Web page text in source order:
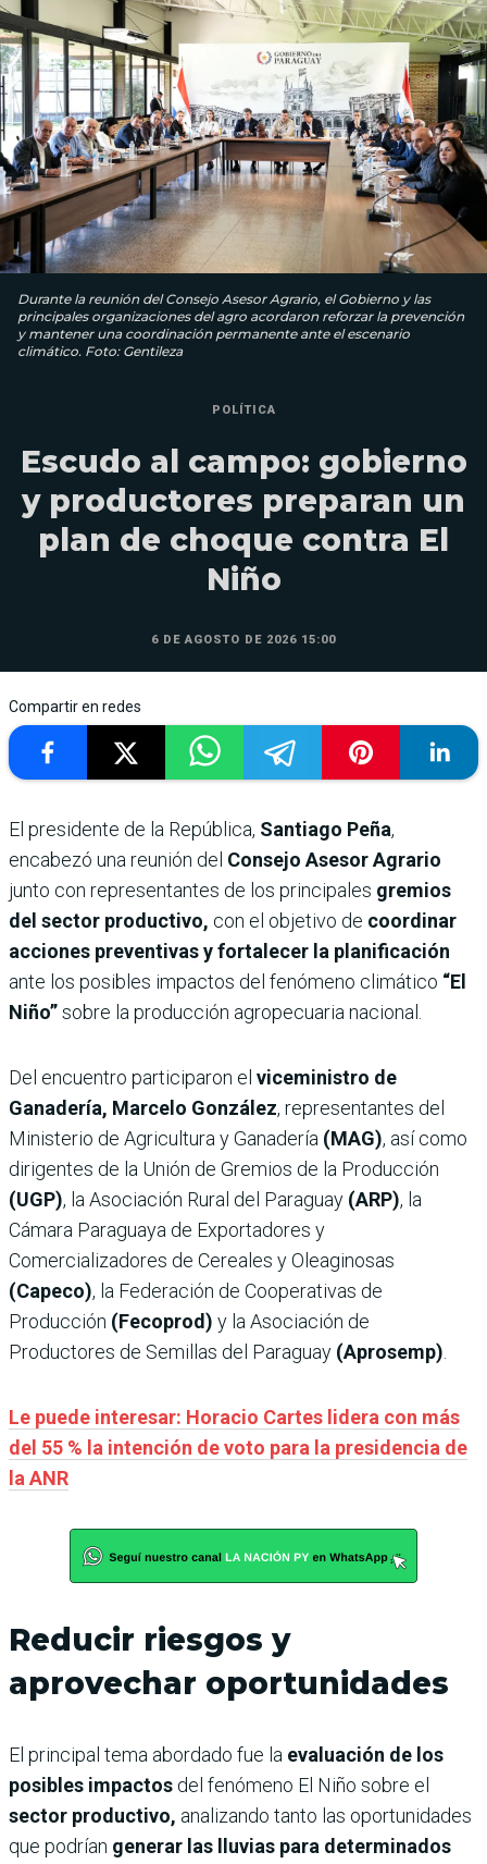
Durante la reunión del Consejo Asesor Agrario, el Gobierno y las
principales organizaciones del agro acordaron reforzar la prevención
y mantener una coordinación permanente ante el escenario
climático. Foto: Gentileza
POLÍTICA
Escudo al campo: gobierno
y productores preparan un
plan de choque contra El
Niño
6 DE AGOSTO DE 2026 15:00
Compartir en redes
El presidente de la República, Santiago Peña,
encabezó una reunión del Consejo Asesor Agrario
junto con representantes de los principales gremios
del sector productivo, con el objetivo de coordinar
acciones preventivas y fortalecer la planificación
ante los posibles impactos del fenómeno climático “El
Niño”sobre la producción agropecuaria nacional.
Del encuentro participaron el viceministro de
Ganadería, Marcelo González, representantes del
Ministerio de Agricultura y Ganadería (MAG), así como
dirigentes de la Unión de Gremios de la Producción
(UGP), la Asociación Rural del Paraguay (ARP), la
Cámara Paraguaya de Exportadores y
Comercializadores de Cereales y Oleaginosas
(Capeco), la Federación de Cooperativas de
Producción (Fecoprod) y la Asociación de
Productores de Semillas del Paraguay (Aprosemp)
Le puede interesar: Horacio Cartes lidera con más
del 55 % la intención de voto para la presidencia de
la ANR
Reducir riesgos y
aprovechar oportunidades
El principal tema abordado fue la evaluación de los
posibles impactos del fenómeno El Niño sobre el
sector productivo, analizando tanto las oportunidades
que podrían generar las lluvias para determinados